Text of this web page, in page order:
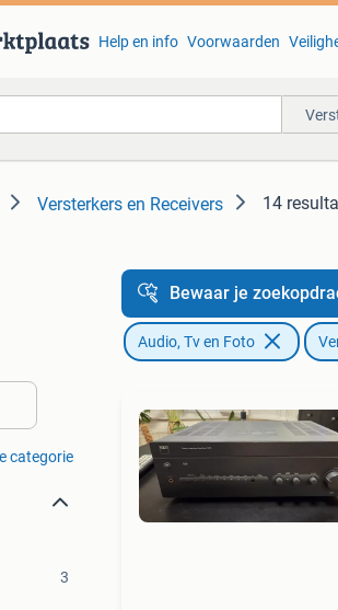
Help en info Voorwaarden
Versterkers en Receivers 14
categorie
3
Bewaar je
Audio, Tv en Foto